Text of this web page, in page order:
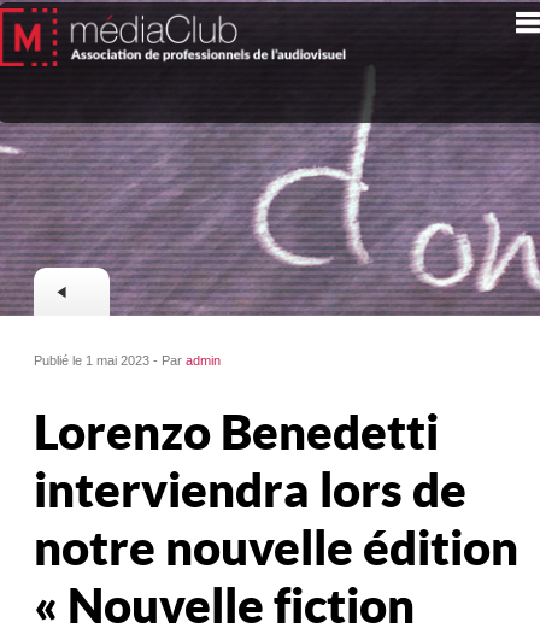
Publié le 1 mai 2023 - Paradmin
Lorenzo Benedetti
interviendra lors de
notre nouvelle édition
« Nouvelle fiction